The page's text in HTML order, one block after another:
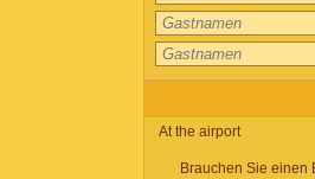
At the airport
Brauchen Sie einen